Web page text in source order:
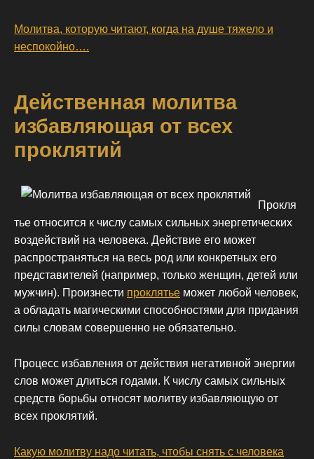
Молитва, которую читают, когда на душе тяжело и
неспокойно….
Действенная молитва
избавляющая от всех
проклятий
Прокля
тье относится к числу самых сильных энергетических
воздействий на человека. Действие его может
распространяться на весь род или конкретных его
представителей (например, только женщин, детей или
мужчин). Произнести проклятье может любой человек,
а обладать магическими способностями для придания
силы словам совершенно не обязательно.
Процесс избавления от действия негативной энергии
слов может длиться годами. К числу самых сильных
средств борьбы относят молитву избавляющую от
всех проклятий.
Какую молитву надо читать, чтобы снять с человека